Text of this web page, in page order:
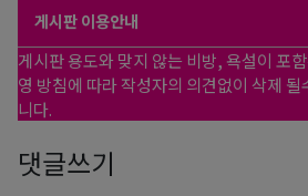
게시판 이용안내
게시판 용도와 맞지 않는 비방, 욕설이 포
영 방침에 따라 작성자의 의견없이 삭제
니다.
댓글쓰기